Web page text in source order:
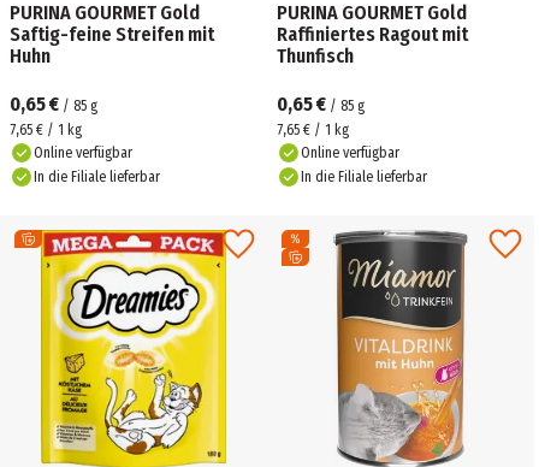
PURINA GOURMET Gold
Saftig-feine Streifen mit
Huhn
0,65 € / 85 g
7,65 € / 1 kg
Online verfügbar
In die Filiale lieferbar
PURINA GOURMET Gold
Raffiniertes Ragout mit
Thunfisch
0,65 € / 85 g
7,65 € / 1 kg
Online verfügbar
In die Filiale lieferbar